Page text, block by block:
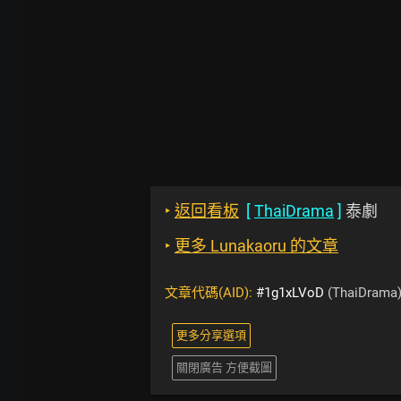
‣ 返回看板 [ThaiDrama ] 泰劇
‣ 更多 Lunakaoru 的文章
文章代碼(AID): #1g1xLVoD (ThaiDrama)
更多分享選項
關閉廣告 方便截圖